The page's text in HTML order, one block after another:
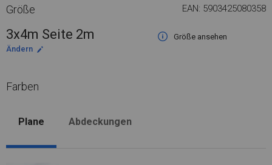
Größe EAN: 5903425080358
3x4m Seite 2m
Größe ansehen
Ändern
Farben
Plane Abdeckungen